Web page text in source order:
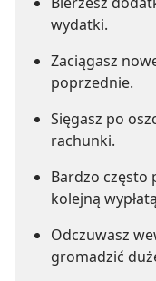
wydatki.
Zaciągasz
poprzednie.
Sięgasz po
rachunki.
Bardzo często
kolejną
Odczuwasz
gromadzić